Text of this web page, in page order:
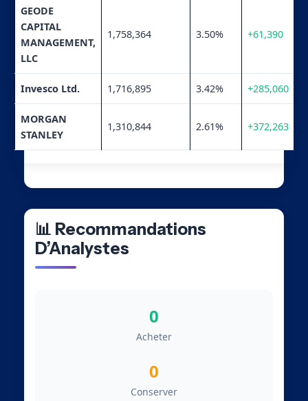
GEODE
CAPITAL
MANAGEMENT,
LLC
1,758,364 3.50% +61,390
Invesco Ltd. 1,716,895 3.42% +285,060
MORGAN
STANLEY
1,310,844 2.61% +372,263
📊 Recommandations
D’Analystes
0
Acheter
0
Conserver